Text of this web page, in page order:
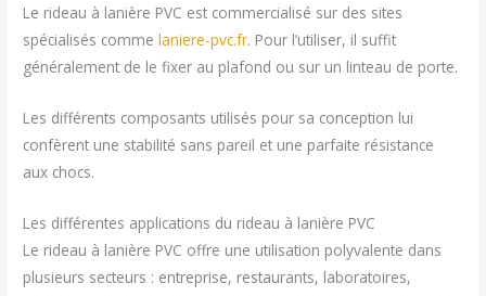
Le rideau à lanière PVC est commercialisé sur des sites
spécialisés commelaniere-pvc.fr. Pour l’utiliser, il suffit
généralement de le fixer au plafond ou sur un linteau de porte.
Les différents composants utilisés pour sa conception lui
confèrent une stabilité sans pareil et une parfaite résistance
aux chocs.
Les différentes applications du rideau à lanière PVC
Le rideau à lanière PVC offre une utilisation polyvalente dans
plusieurs secteurs : entreprise, restaurants, laboratoires,